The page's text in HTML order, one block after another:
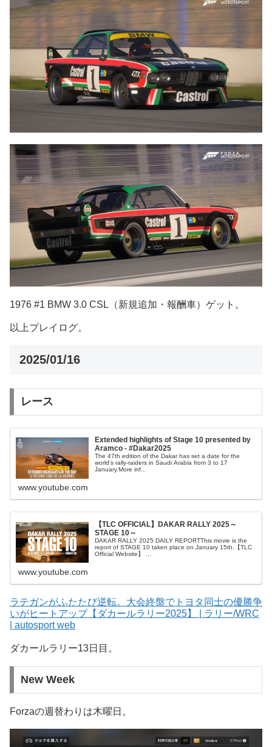
1976 #1 BMW 3.0 CSL（新規追加・報酬車）ゲット。
以上プレイログ。
2025/01/16
レース
Extended highlights of Stage 10 presented by
Aramco - #Dakar2025
The 47th edition of the Dakar has set a date for the
world's rally-raiders in Saudi Arabia from 3 to 17
January.More inf...
www.youtube.com
【TLC OFFICIAL】DAKAR RALLY 2025～
STAGE 10～
DAKAR RALLY 2025 DAILY REPORTThis movie is the
report of STAGE 10 taken place on January 15th.【TLC
Official Website】 ...
www.youtube.com
ラテガンがふたたび逆転。大会終盤でトヨタ同士の優勝争
いがヒートアップ【ダカールラリー2025】 | ラリー/WRC
| autosport web
ダカールラリー13日目。
New Week
Forzaの週替わりは木曜日。